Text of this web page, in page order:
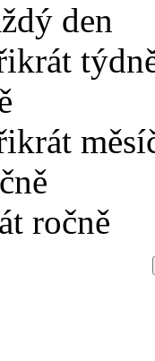
den
ročně